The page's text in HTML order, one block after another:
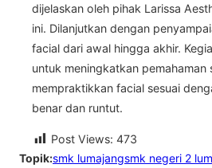
dijelaskan oleh pihak Larissa
ini. Dilanjutkan dengan
facial dari awal hingga akhir.
untuk meningkatkan pemahaman
mempraktikkan facial sesuai
benar dan runtut.
Post Views: 473
Topik:smk lumajangsmk negeri 2